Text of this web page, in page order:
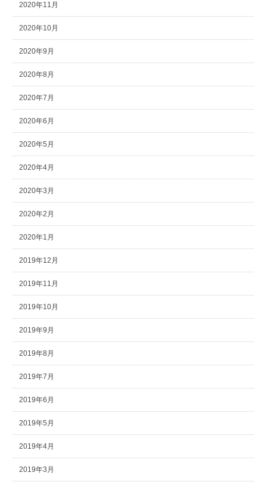
2020年11月
2020年10月
2020年9月
2020年8月
2020年7月
2020年6月
2020年5月
2020年4月
2020年3月
2020年2月
2020年1月
2019年12月
2019年11月
2019年10月
2019年9月
2019年8月
2019年7月
2019年6月
2019年5月
2019年4月
2019年3月